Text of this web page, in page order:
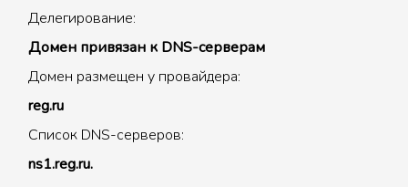
Делегирование:
Домен привязан к DNS-серверам
Домен размещен у провайдера:
reg.ru
Список DNS-серверов:
ns1.reg.ru.